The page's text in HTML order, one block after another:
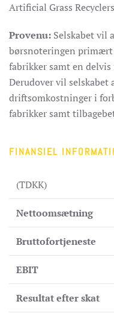
Artificial Grass
Provenu: Selskabet vil
børsnoteringen
fabrikker samt en
Derudover vil
driftsomkostninger i
fabrikker samt
FINANSIEL
(TDKK)
Nettoomsætning
Bruttofortjeneste
EBIT
Resultat efter skat